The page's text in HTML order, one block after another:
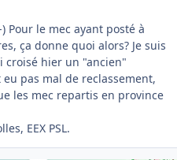
Pour le mec ayant posté à
ça donne quoi alors? Je suis
croisé hier un "ancien"
pas mal de reclassement,
les mec repartis en province
EEX PSL.